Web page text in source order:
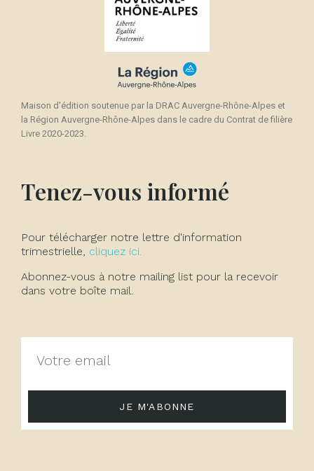
Maison d'édition soutenue par la DRAC Auvergne-Rhône-Alpes et
la Région Auvergne-Rhône-Alpes dans le cadre du Contrat de filière
Livre 2020-2023.
Tenez-vous informé
Pour télécharger notre lettre d'information
trimestrielle, cliquez ici.
Abonnez-vous à notre mailing list pour la recevoir
dans votre boîte mail.
JE M'ABONNE